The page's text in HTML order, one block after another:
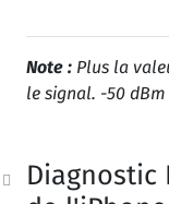
Note : Plus la
le signal. -50
Diagnostic